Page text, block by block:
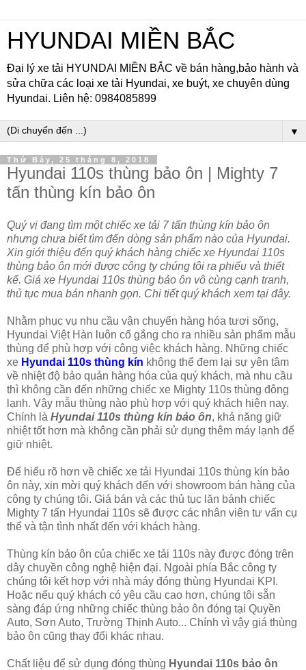
HYUNDAI MIỀN BẮC
Đại lý xe tải HYUNDAI MIỀN BẮC về bán hàng,bảo hành và
sửa chữa các loại xe tải Hyundai, xe buýt, xe chuyên dùng
Hyundai. Liên hệ: 0984085899
▼
Thứ Bảy, 25 tháng 8, 2018
Hyundai 110s thùng bảo ôn | Mighty 7
tấn thùng kín bảo ôn
Quý vị đang tìm một chiếc xe tải 7 tấn thùng kín bảo ôn
nhưng chưa biết tìm đến dòng sản phẩm nào của Hyundai.
Xin giới thiệu đến quý khách hàng chiếc xe Hyundai 110s
thùng bảo ôn mới được công ty chúng tôi ra phiếu và thiết
kế. Giá xe Hyundai 110s thùng bảo ôn vô cùng cạnh tranh,
thủ tục mua bán nhanh gọn. Chi tiết quý khách xem tại đây.
Nhằm phục vụ nhu cầu vận chuyển hàng hóa tươi sống,
Hyundai Việt Hàn luôn cố gắng cho ra nhiều sản phẩm mẫu
thùng để phù hợp với công việc khách hàng. Những chiếc
xe Hyundai 110s thùng kín không thể đem lại sự yên tâm
về nhiệt độ bảo quản hàng hóa của quý khách, mà nhu cầu
thì không cần đến những chiếc xe Mighty 110s thùng đông
lạnh. Vậy mẫu thùng nào phù hợp với quý khách hiện nay.
Chính là Hyundai 110s thùng kín bảo ôn, khả năng giữ
nhiệt tốt hơn mà không cần phải sử dụng thêm máy lạnh để
giữ nhiệt.
Để hiểu rõ hơn về chiếc xe tải Hyundai 110s thùng kín bảo
ôn này, xin mời quý khách đến với showroom bán hàng của
công ty chúng tôi. Giá bán và các thủ tục lăn bánh chiếc
Mighty 7 tấn Hyundai 110s sẽ được các nhân viên tư vấn cụ
thể và tận tình nhất đến với khách hàng.
Thùng kín bảo ôn của chiếc xe tải 110s này được đóng trên
dây chuyền công nghệ hiện đại. Ngoài phía Bắc công ty
chúng tôi kết hợp với nhà máy đóng thùng Hyundai KPI.
Hoặc nếu quý khách có yêu cầu cao hơn, chúng tôi sẵn
sàng đáp ứng những chiếc thùng bảo ôn đóng tại Quyền
Auto, Sơn Auto, Trường Thịnh Auto... Chính vì vậy giá thùng
bảo ôn cũng thay đổi khác nhau.
Chất liệu để sử dụng đóng thùng Hyundai 110s bảo ôn